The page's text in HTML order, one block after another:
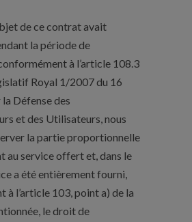
de ce contrat avait
la période de
à l’article 108.3
Royal 1/2007 du 16
Défense des
et des Utilisateurs, nous
la partie proportionnelle
au service offert et, dans le
a été entièrement fourni,
à l’article 103, point a) de la
le droit de